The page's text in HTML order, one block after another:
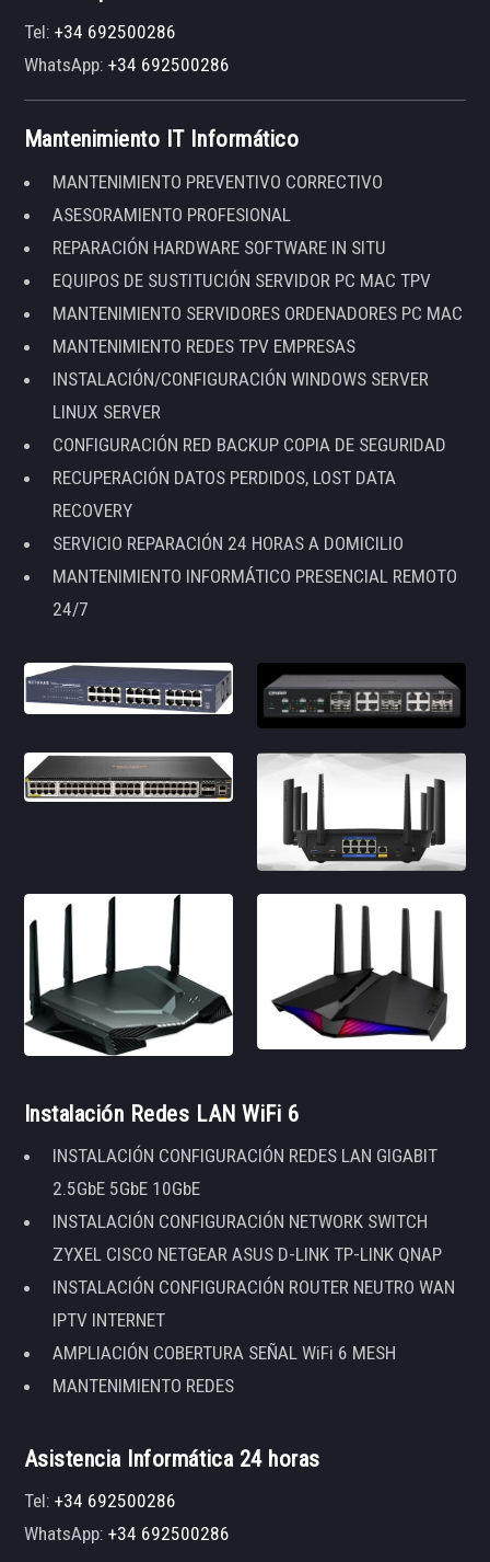
Tel:+34 692500286
WhatsApp:+34 692500286
Mantenimiento IT Informático
MANTENIMIENTO PREVENTIVO CORRECTIVO
ASESORAMIENTO PROFESIONAL
REPARACIÓN HARDWARE SOFTWARE IN SITU
EQUIPOS DE SUSTITUCIÓN SERVIDOR PC MAC TPV
MANTENIMIENTO SERVIDORES ORDENADORES PC MAC
MANTENIMIENTO REDES TPV EMPRESAS
INSTALACIÓN/CONFIGURACIÓN WINDOWS SERVER
LINUX SERVER
CONFIGURACIÓN RED BACKUP COPIA DE SEGURIDAD
RECUPERACIÓN DATOS PERDIDOS, LOST DATA
RECOVERY
SERVICIO REPARACIÓN 24 HORAS A DOMICILIO
MANTENIMIENTO INFORMÁTICO PRESENCIAL REMOTO
24/7
Instalación Redes LAN WiFi 6
INSTALACIÓN CONFIGURACIÓN REDES LAN GIGABIT
2.5GbE 5GbE 10GbE
INSTALACIÓN CONFIGURACIÓN NETWORK SWITCH
ZYXEL CISCO NETGEAR ASUS D-LINK TP-LINK QNAP
INSTALACIÓN CONFIGURACIÓN ROUTER NEUTRO WAN
IPTV INTERNET
AMPLIACIÓN COBERTURA SEÑAL WiFi 6 MESH
MANTENIMIENTO REDES
Asistencia Informática 24 horas
Tel:+34 692500286
WhatsApp:+34 692500286